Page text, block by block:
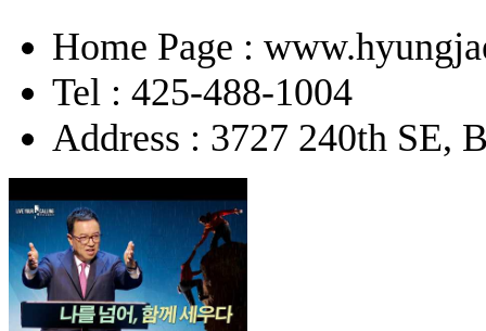
Home Page :
Tel : 425-488-1004
Address : 3727 240th SE,